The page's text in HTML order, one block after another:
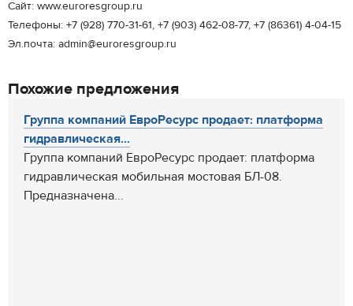
Сайт: www.euroresgroup.ru
Телефоны: +7 (928) 770-31-61, +7 (903) 462-08-77, +7 (86361) 4-04-15
Эл.почта: admin@euroresgroup.ru
Похожие предложения
Группа компаний ЕвроРесурс продает: платформа
гидравлическая...
Группа компаний ЕвроРесурс продает: платформа
гидравлическая мобильная мостовая БЛ-08.
Предназначена...